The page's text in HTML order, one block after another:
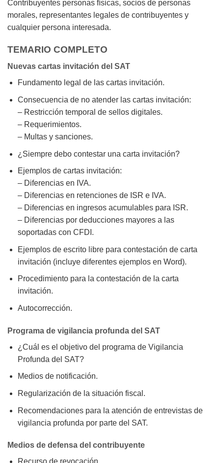
Contribuyentes personas físicas, socios de personas
morales, representantes legales de contribuyentes y
cualquier persona interesada.
TEMARIO COMPLETO
Nuevas cartas invitación del SAT
Fundamento legal de las cartas invitación.
Consecuencia de no atender las cartas invitación:
– Restricción temporal de sellos digitales.
– Requerimientos.
– Multas y sanciones.
¿Siempre debo contestar una carta invitación?
Ejemplos de cartas invitación:
– Diferencias en IVA.
– Diferencias en retenciones de ISR e IVA.
– Diferencias en ingresos acumulables para ISR.
– Diferencias por deducciones mayores a las
soportadas con CFDI.
Ejemplos de escrito libre para contestación de carta
invitación (incluye diferentes ejemplos en Word).
Procedimiento para la contestación de la carta
invitación.
Autocorrección.
Programa de vigilancia profunda del SAT
¿Cuál es el objetivo del programa de Vigilancia
Profunda del SAT?
Medios de notificación.
Regularización de la situación fiscal.
Recomendaciones para la atención de entrevistas de
vigilancia profunda por parte del SAT.
Medios de defensa del contribuyente